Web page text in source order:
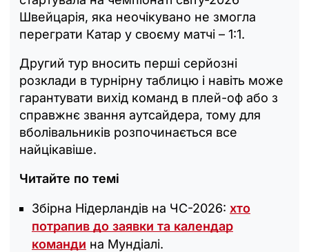
Швейцарія, яка неочікувано не змогла
переграти Катар у своєму матчі – 1:1.
Другий тур вносить перші серйозні
розклади в турнірну таблицю і навіть може
гарантувати вихід команд в плей-оф або з
справжнє звання аутсайдера, тому для
вболівальників розпочинається все
найцікавіше.
Читайте по темі
Збірна Нідерландів на ЧС-2026: хто
потрапив до заявки та календар
команди на Мундіалі.